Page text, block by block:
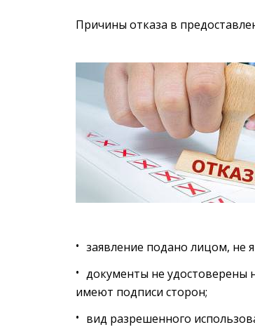
Причины отказа в
заявление подано лицом, не
документы не удостоверены
имеют подписи сторон;
вид разрешенного